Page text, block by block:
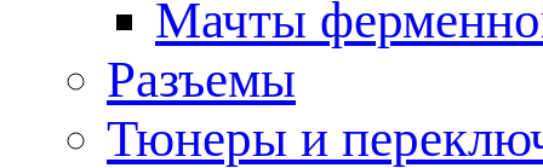
Мачты
Разъемы
Тюнеры и